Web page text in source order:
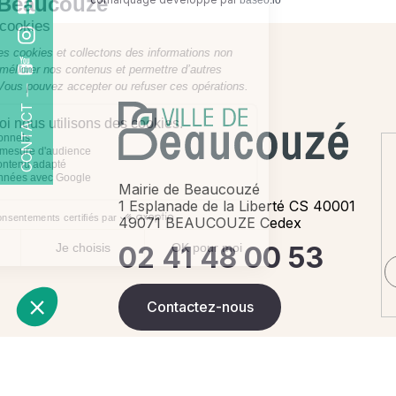
CONTACT
Mairie de Beaucouzé
1 Esplanade de la Liberté CS 40001
49071 BEAUCOUZE Cedex
02 41 48 00 53
Contactez-nous